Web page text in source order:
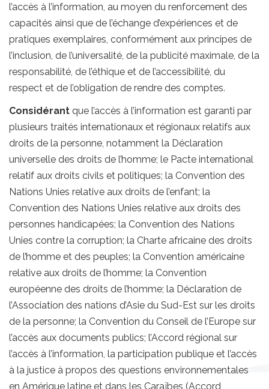
l’accès à l’information, au moyen du renforcement des
capacités ainsi que de l’échange d’expériences et de
pratiques exemplaires, conformément aux principes de
l’inclusion, de l’universalité, de la publicité maximale, de la
responsabilité, de l’éthique et de l’accessibilité, du
respect et de l’obligation de rendre des comptes.
Considérant que l’accès à l’information est garanti par
plusieurs traités internationaux et régionaux relatifs aux
droits de la personne, notamment la Déclaration
universelle des droits de l’homme; le Pacte international
relatif aux droits civils et politiques; la Convention des
Nations Unies relative aux droits de l’enfant; la
Convention des Nations Unies relative aux droits des
personnes handicapées; la Convention des Nations
Unies contre la corruption; la Charte africaine des droits
de l’homme et des peuples; la Convention américaine
relative aux droits de l’homme; la Convention
européenne des droits de l’homme; la Déclaration de
l’Association des nations d’Asie du Sud-Est sur les droits
de la personne; la Convention du Conseil de l’Europe sur
l’accès aux documents publics; l’Accord régional sur
l’accès à l’information, la participation publique et l’accès
à la justice à propos des questions environnementales
en Amérique latine et dans les Caraïbes (Accord